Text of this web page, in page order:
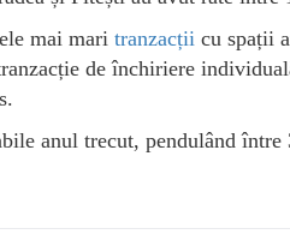
mai mari tranzacții cu spații
de închiriere
anul trecut, pendulând între